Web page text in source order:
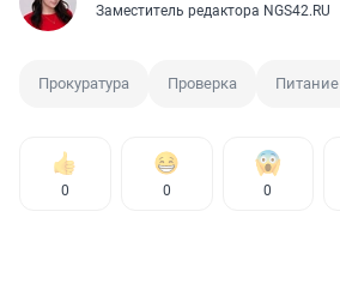
Заместитель редактора NGS42.RU
Прокуратура Проверка Питание
0 0 0